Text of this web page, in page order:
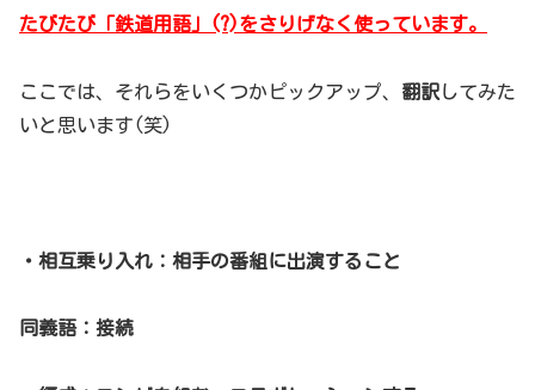
たびたび「鉄道用語」(?)をさりげなく使っています。
ここでは、それらをいくつかピックアップ、 翻訳してみた
いと思います(笑)
・相互乗り入れ：相手の番組に出演すること
同義語：接続